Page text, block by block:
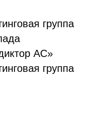
группа
АС»
группа